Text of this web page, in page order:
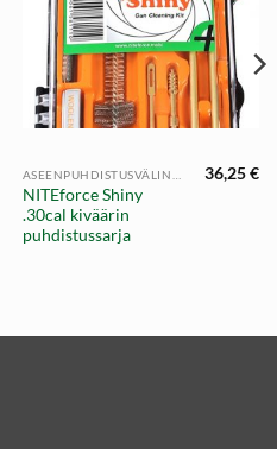
ASEENPUHDISTUSVÄLINEET
NITEforce Shiny
.30cal kiväärin
puhdistussarja
36,25€